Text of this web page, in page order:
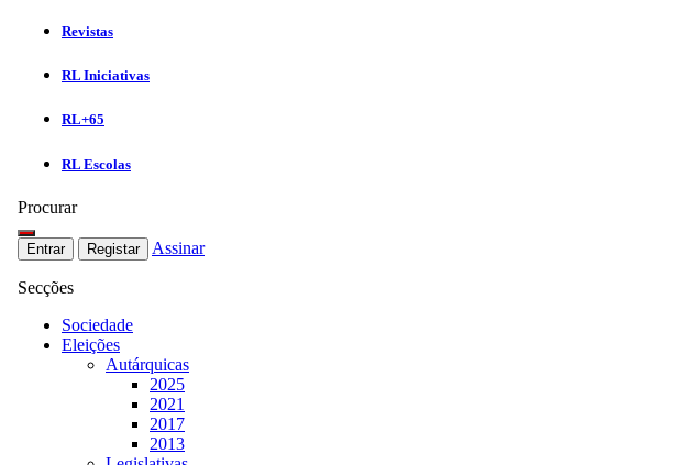
Revistas
RL Iniciativas
RL+65
RL Escolas
Procurar
Entrar Registar Assinar
Secções
Sociedade
Eleições
Autárquicas
2025
2021
2017
2013